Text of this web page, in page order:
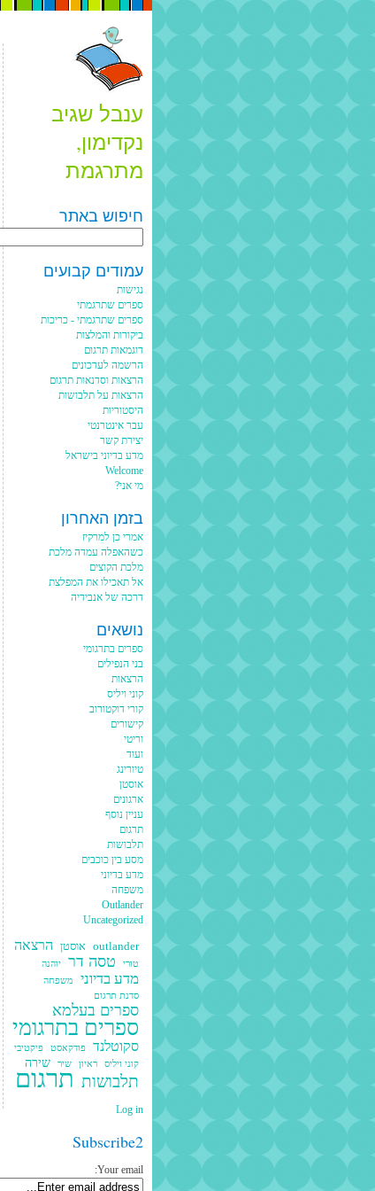
ענבל שגיב
נקדימון,
מתרגמת
חיפוש באתר
עמודים קבועים
נגישות
ספרים שתרגמתי
ספרים שתרגמתי - כריכות
ביקורות והמלצות
דוגמאות תרגום
הרשמה לעדכונים
הרצאות וסדנאות תרגום
הרצאות על תלבושות
היסטוריות
עבר אינטרנטי
יצירת קשר
מדע בדיוני בישראל
Welcome
מי אני?
בזמן האחרון
אמרי כן למרקיז
כשהאפלה עמדה מלכת
מלכת הקוצים
אל תאכילו את המפלצת
דרכה של אנבידיה
נושאים
ספרים בתרגומי
בני הנפילים
הרצאות
קוני ויליס
קורי דוקטורוב
קישורים
וריטי
ועוד
טיורינג
אוסטן
ארגונים
עניין נוסף
תרגום
תלבושות
מסע בין כוכבים
מדע בדיוני
משפחה
Outlander
Uncategorized
outlander אוסטן הרצאה
טורי טסה דר יוהנה
מדע בדיוני
משפחה
סדנת תרגום
ספרים בעלמא
ספרים בתרגומי
סקוטלנד פודקאסט
פיקטיבי
קוני ויליס
ראיון שיר שירה
תלבושות תרגום
Log in
Subscribe2
Your email: